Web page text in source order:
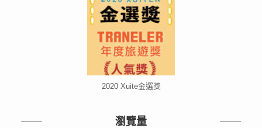
2020 Xuite金選獎
瀏覽量